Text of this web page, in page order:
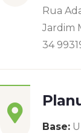
Rua
Jardim
34
Base: